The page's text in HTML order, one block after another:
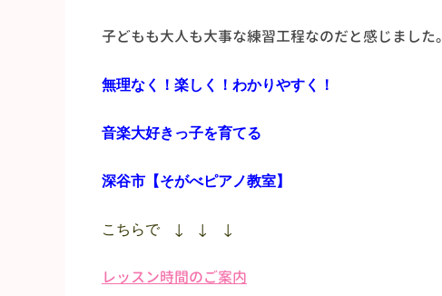
子どもも大人も大事な練習工程なのだと感じました。
無理なく！楽しく！わかりやすく！
音楽大好きっ子を育てる
深谷市【そがべピアノ教室】
こちらで ↓ ↓ ↓
レッスン時間のご案内